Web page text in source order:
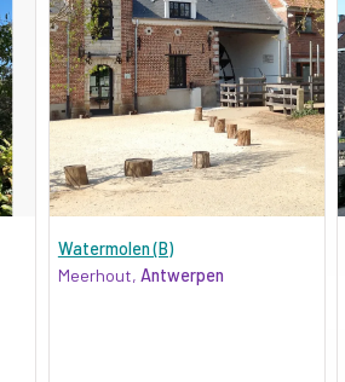
Watermolen (B)
Meerhout, Antwerpen